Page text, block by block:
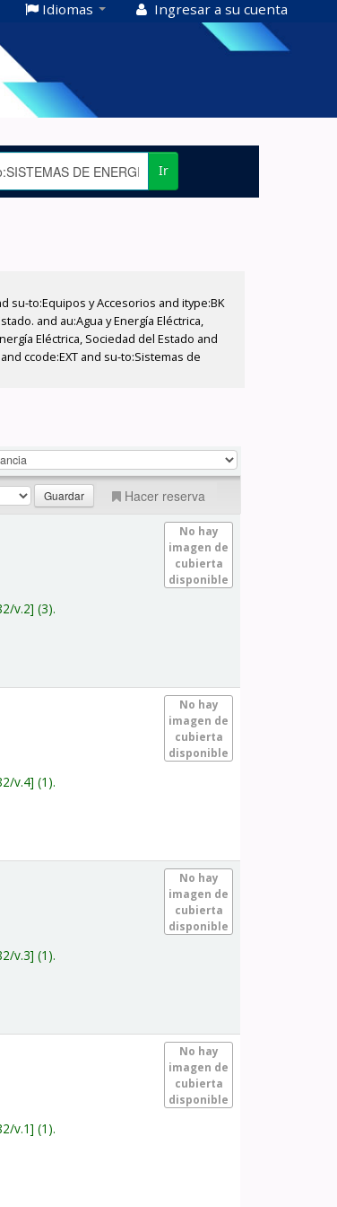
Idiomas Ingresar a su cuenta
Ir
su-to:Equipos y Accesorios and itype:BK
and au:Agua y Energía Eléctrica,
Eléctrica, Sociedad del Estado and
ccode:EXT and su-to:Sistemas de
Hacer reserva
No hay
imagen de
cubierta
disponible
v.2 (3).
No hay
imagen de
cubierta
disponible
v.4 (1).
No hay
imagen de
cubierta
disponible
v.3 (1).
No hay
imagen de
cubierta
disponible
v.1 (1).